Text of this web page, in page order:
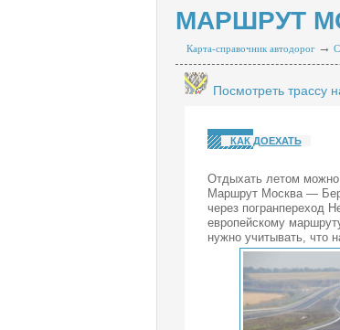
МАРШРУТ
Карта-справочник автодорог →
Посмотреть трассу
КАК ДОЕХАТЬ
Отдыхать летом можно
Маршрут Москва —
через погранпереход
европейскому
нужно учитывать, что